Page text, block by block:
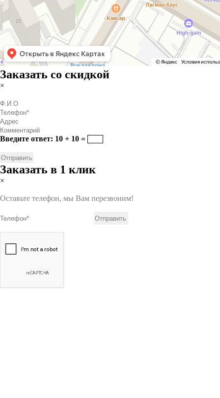
Заказать со скидкой
×
Введите ответ: 10 + 10 =
Заказать в 1 клик
×
Оставьте телефон, мы Вам перезвоним!